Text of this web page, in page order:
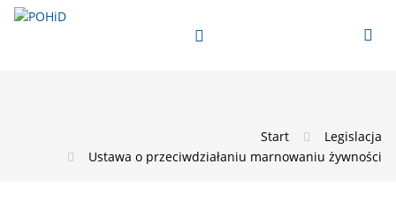
Start
Legislacja
Ustawa o przeciwdziałaniu marnowaniu żywności